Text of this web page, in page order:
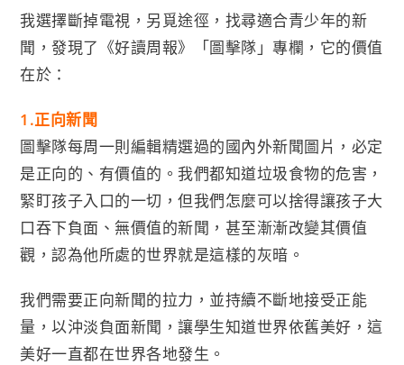
我選擇斷掉電視，另覓途徑，找尋適合青少年的新
聞，發現了《好讀周報》「圖擊隊」專欄，它的價值
在於：
1.正向新聞
圖擊隊每周一則編輯精選過的國內外新聞圖片，必定
是正向的、有價值的。我們都知道垃圾食物的危害，
緊盯孩子入口的一切，但我們怎麼可以捨得讓孩子大
口吞下負面、無價值的新聞，甚至漸漸改變其價值
觀，認為他所處的世界就是這樣的灰暗。
我們需要正向新聞的拉力，並持續不斷地接受正能
量，以沖淡負面新聞，讓學生知道世界依舊美好，這
美好一直都在世界各地發生。